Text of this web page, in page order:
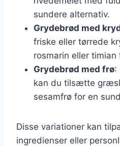
sundere alternativ.
Grydebrød med
friske eller tørrede
rosmarin eller timian
Grydebrød med frø:
kan du tilsætte
sesamfrø for en
Disse variationer kan
ingredienser eller